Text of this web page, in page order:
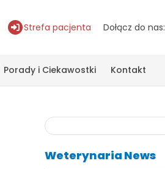
Strefa pacjenta Dołącz do nas:
Porady i Ciekawostki Kontakt
Weterynaria News